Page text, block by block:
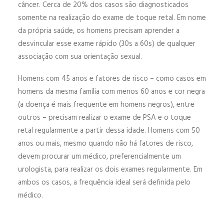
câncer. Cerca de 20% dos casos são diagnosticados
somente na realização do exame de toque retal. Em nome
da própria saúde, os homens precisam aprender a
desvincular esse exame rápido (30s a 60s) de qualquer
associação com sua orientação sexual.
Homens com 45 anos e fatores de risco – como casos em
homens da mesma família com menos 60 anos e cor negra
(a doença é mais frequente em homens negros), entre
outros – precisam realizar o exame de PSA e o toque
retal regularmente a partir dessa idade. Homens com 50
anos ou mais, mesmo quando não há fatores de risco,
devem procurar um médico, preferencialmente um
urologista, para realizar os dois exames regularmente. Em
ambos os casos, a frequência ideal será definida pelo
médico.